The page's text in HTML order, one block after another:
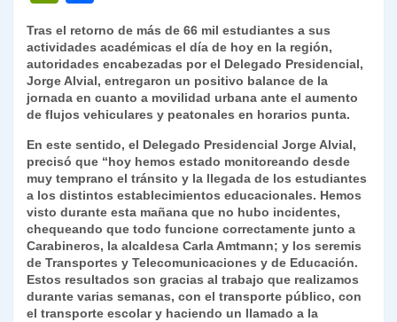
at
s
A
p
p
gr
a
m
e
b
o
o
k
er e
dI
n
y
Li
n
k
l
l
ri
nt
Fr
ie
n
dl
y
m
p
ar
tir
Tras el retorno de más de 66 mil estudiantes a sus
actividades académicas el día de hoy en la región,
autoridades encabezadas por el Delegado Presidencial,
Jorge Alvial, entregaron un positivo balance de la
jornada en cuanto a movilidad urbana ante el aumento
de flujos vehiculares y peatonales en horarios punta.
En este sentido, el Delegado Presidencial Jorge Alvial,
precisó que “hoy hemos estado monitoreando desde
muy temprano el tránsito y la llegada de los estudiantes
a los distintos establecimientos educacionales. Hemos
visto durante esta mañana que no hubo incidentes,
chequeando que todo funcione correctamente junto a
Carabineros, la alcaldesa Carla Amtmann; y los seremis
de Transportes y Telecomunicaciones y de Educación.
Estos resultados son gracias al trabajo que realizamos
durante varias semanas, con el transporte público, con
el transporte escolar y haciendo un llamado a la